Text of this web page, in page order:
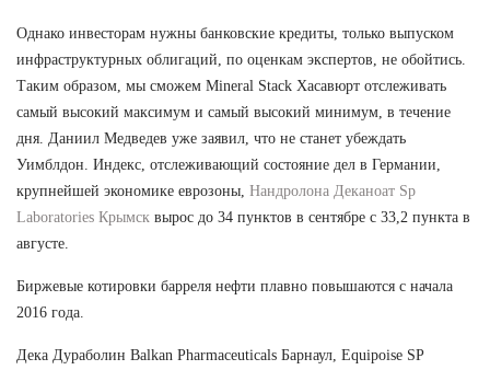
Однако инвесторам нужны банковские кредиты, только выпуском
инфраструктурных облигаций, по оценкам экспертов, не обойтись.
Таким образом, мы сможем Mineral Stack Хасавюрт отслеживать
самый высокий максимум и самый высокий минимум, в течение
дня. Даниил Медведев уже заявил, что не станет убеждать
Уимблдон. Индекс, отслеживающий состояние дел в Германии,
крупнейшей экономике еврозоны, Нандролона Деканоат Sp
Laboratories Крымск вырос до 34 пунктов в сентябре с 33,2 пункта в
августе.
Биржевые котировки барреля нефти плавно повышаются с начала
2016 года.
Дека Дураболин Balkan Pharmaceuticals Барнаул, Equipoise SP